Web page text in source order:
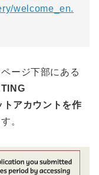
welcome_en.
ージ下部にある
アカウントを作
。